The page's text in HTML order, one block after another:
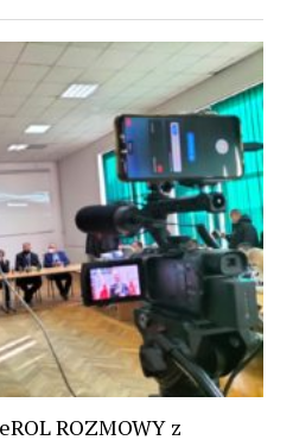
ROZMOWY z